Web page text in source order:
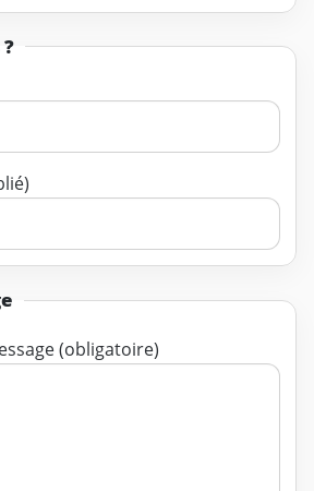
Texte de votre message (obligatoire)